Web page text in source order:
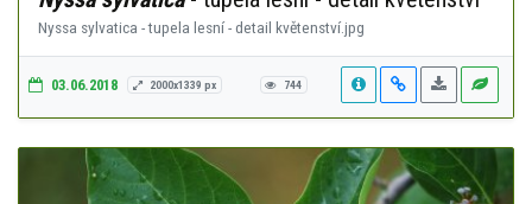
Nyssa sylvatica - tupela lesní - detail květenství.jpg
03.06.2018 2000x1339 px 744